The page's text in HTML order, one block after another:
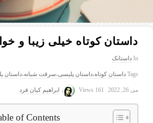
داستان کوتاه خیلی زیبا و
In داستانک
Tags داستان کوتاه،داستان پلیسی،سرقت شبانه،داستان
می 26, 2022 161 Views ابراهیم کیان فرد
of Contents